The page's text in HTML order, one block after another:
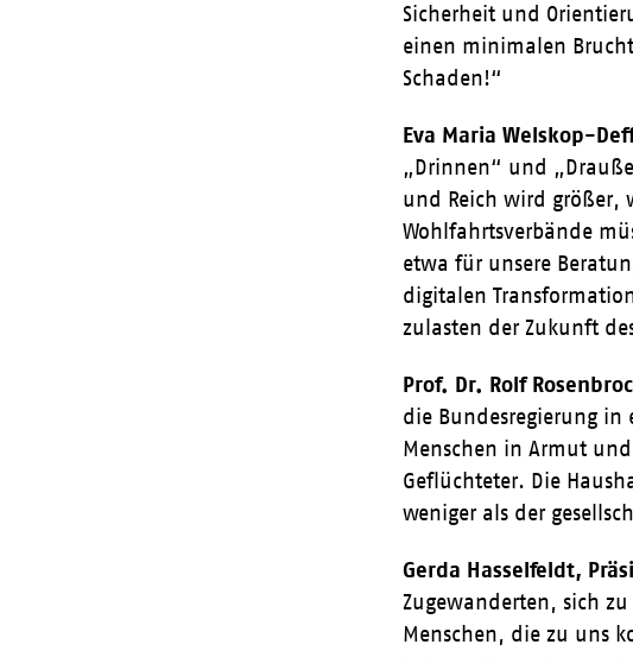
Sicherheit und
einen minimalen
Schaden!“
Eva Maria Welskop-
„Drinnen“ und
und Reich wird größer,
Wohlfahrtsverbände
etwa für unsere
digitalen
zulasten der Zukunft
Prof. Dr. Rolf
die Bundesregierung in
Menschen in Armut
Geflüchteter. Die
weniger als der
Gerda Hasselfeldt,
Zugewanderten, sich
Menschen, die zu uns